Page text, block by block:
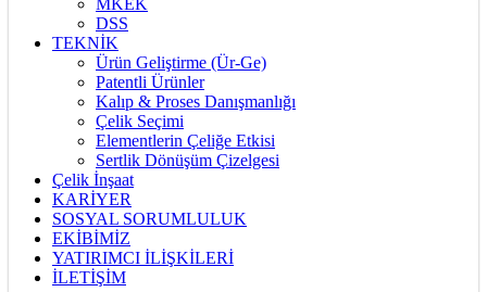
DSS
TEKNİK
Ürün Geliştirme (Ür-Ge)
Patentli Ürünler
Kalıp & Proses Danışmanlığı
Çelik Seçimi
Elementlerin Çeliğe Etkisi
Sertlik Dönüşüm Çizelgesi
Çelik İnşaat
KARİYER
SOSYAL SORUMLULUK
EKİBİMİZ
YATIRIMCI İLİŞKİLERİ
İLETİŞİM